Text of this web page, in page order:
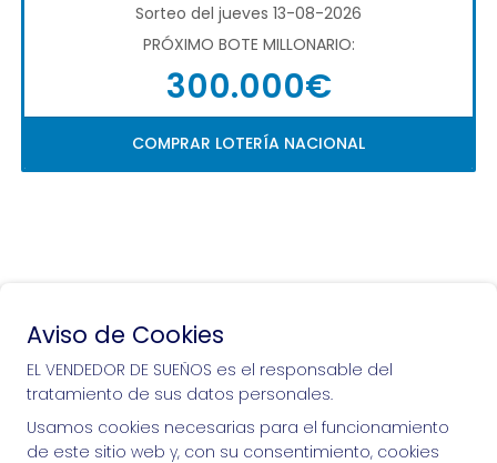
Sorteo del jueves 13-08-2026
PRÓXIMO BOTE MILLONARIO:
300.000€
COMPRAR LOTERÍA NACIONAL
Si puedes soñarlo, puedes hacerlo, ¡mucha
suerte!
Aviso de Cookies
EL VENDEDOR DE SUEÑOS es el responsable del
tratamiento de sus datos personales.
Usamos cookies necesarias para el funcionamiento
de este sitio web y, con su consentimiento, cookies